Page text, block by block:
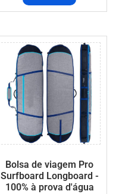
Bolsa de viagem Pro
Surfboard Longboard -
100% à prova d'água